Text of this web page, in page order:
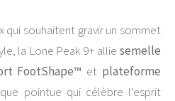
qui souhaitent gravir un sommet
la Lone Peak 9+ allie semelle
FootShape™ et plateforme
pointue qui célèbre l’esprit